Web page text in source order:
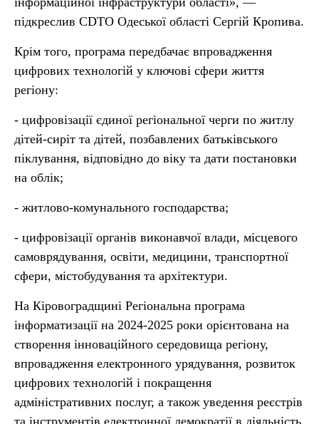
підкреслив CDTO Одеської області Сергій Кропива.
Крім того, програма передбачає впровадження
цифрових технологій у ключові сфери життя
регіону:
- цифровізації єдиної регіональної черги по житлу
дітей-сиріт та дітей, позбавлених батьківського
піклування, відповідно до віку та дати постановки
на облік;
- житлово-комунального господарства;
- цифровізації органів виконавчої влади, місцевого
самоврядування, освіти, медицини, транспортної
сфери, містобудування та архітектури.
На Кіровоградщині Регіональна програма
інформатизації на 2024-2025 роки орієнтована на
створення інноваційного середовища регіону,
впровадження електронного урядування, розвиток
цифрових технологій і покращення
адміністративних послуг, а також уведення реєстрів
та інструментів електронної демократії в діяльність